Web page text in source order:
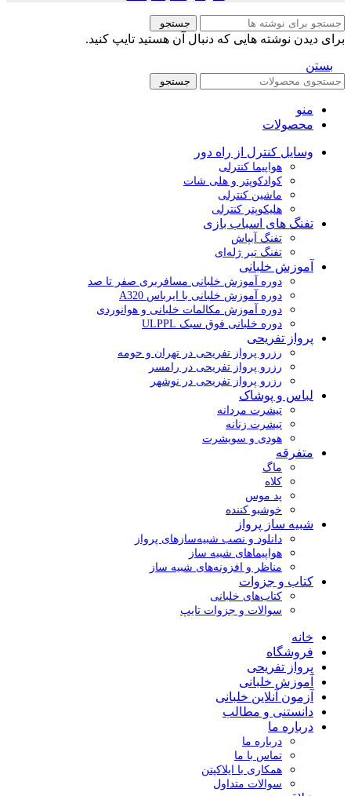
جستجو
برای دیدن نوشته هایی که دنبال آن هستید تایپ کنید.
بستن
جستجو
منو
محصولات
وسایل کنترل از راه دور
هواپیما کنترلی
کوادکوپتر و هلی شات
ماشین کنترلی
هلیکوپتر کنترلی
تفنگ های اسباب بازی
تفنگ آبپاش
تفنگ تیر ژله‌ای
آموزش خلبانی
دوره آموزش خلبانی مسافربری صفر تا صد
دوره آموزش خلبانی با ایرباس A320
دوره آموزش مکالمات خلبانی و هوانوردی
دوره خلبانی فوق سبک ULPPL
پرواز تفریحی
رزرو پرواز تفریحی در تهران و حومه
رزرو پرواز تفریحی در رامسر
رزرو پرواز تفریحی در نوشهر
لباس و پوشاک
تیشرت مردانه
تیشرت زنانه
هودی و سویشرت
متفرقه
ماگ
کلاه
پد موس
خوشبو کننده
شبیه ساز پرواز
دانلود و نصب شبیه‌سازهای پرواز
هواپیماهای شبیه ساز
مناظر و افزونه‌های شبیه ساز
کتاب و جزوات
کتاب‌های خلبانی
سوالات و جزوات تایپ
خانه
فروشگاه
پرواز تفریحی
آموزش خلبانی
آزمون آنلاین خلبانی
دانستنی و مطالب
درباره ما
درباره ما
تماس با ما
همکاری با ایلاکپتن
سوالات متداول